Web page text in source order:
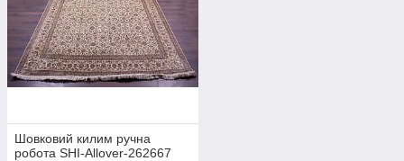
Шовковий килим ручна
робота SHI-Allover-262667